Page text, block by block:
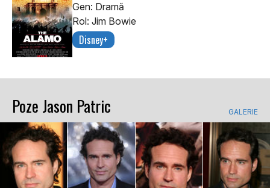
Gen: Dramă
Rol: Jim Bowie
Disney+
Poze Jason Patric GALERIE